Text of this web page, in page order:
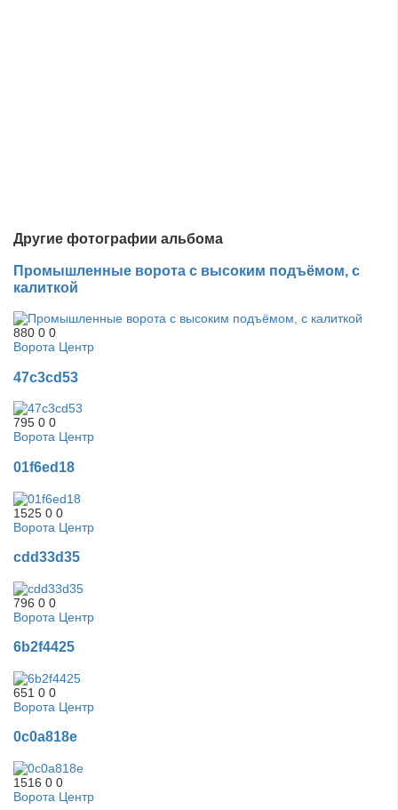
Другие фотографии альбома
Промышленные ворота с высоким подъёмом, с
калиткой
880 0 0
Ворота Центр
47c3cd53
795 0 0
Ворота Центр
01f6ed18
1525 0 0
Ворота Центр
cdd33d35
796 0 0
Ворота Центр
6b2f4425
651 0 0
Ворота Центр
0c0a818e
1516 0 0
Ворота Центр